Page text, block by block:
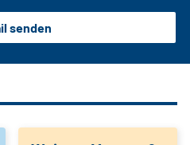
senden